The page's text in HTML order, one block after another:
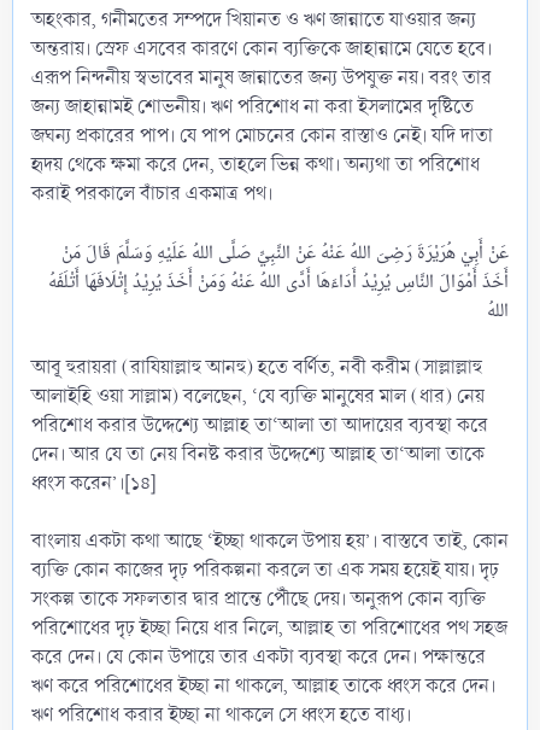
অহংকার, গনীমতের সম্পদে খিয়ানত ও ঋণ জান্নাতে যাওয়ার জন্য
অন্তরায়। স্রেফ এসবের কারণে কোন ব্যক্তিকে জাহান্নামে যেতে হবে।
এরূপ নিন্দনীয় স্বভাবের মানুষ জান্নাতের জন্য উপযুক্ত নয়। বরং তার
জন্য জাহান্নামই শোভনীয়। ঋণ পরিশোধ না করা ইসলামের দৃষ্টিতে
জঘন্য প্রকারের পাপ। যে পাপ মোচনের কোন রাস্তাও নেই। যদি দাতা
হৃদয় থেকে ক্ষমা করে দেন, তাহলে ভিন্ন কথা। অন্যথা তা পরিশোধ
করাই পরকালে বাঁচার একমাত্র পথ।
عَنْ أَبِيْ هُرَيْرَةَ رَضِىَ اللهُ عَنْهُ عَنْ النَّبِيِّ صَلَّى اللهُ عَلَيْهِ وَسَلَّمَ قَالَ مَنْ
أَخَذَ أَمْوَالَ النَّاسِ يُرِيْدُ أَدَاءَهَا أَدَّى اللهُ عَنْهُ وَمَنْ أَخَذَ يُرِيْدُ إِتْلَافَهَا أَتْلَفَهُ
আবূ হুরায়রা (রাযিয়াল্লাহু আনহু) হতে বর্ণিত, নবী করীম (সাল্লাল্লাহু
আলাইহি ওয়া সাল্লাম) বলেছেন, ‘যে ব্যক্তি মানুষের মাল (ধার) নেয়
পরিশোধ করার উদ্দেশ্যে আল্লাহ তা‘আলা তা আদায়ের ব্যবস্থা করে
দেন। আর যে তা নেয় বিনষ্ট করার উদ্দেশ্যে আল্লাহ তা‘আলা তাকে
ধ্বংস করেন’।[১৪]
বাংলায় একটা কথা আছে ‘ইচ্ছা থাকলে উপায় হয়’। বাস্তবে তাই, কোন
ব্যক্তি কোন কাজের দৃঢ় পরিকল্পনা করলে তা এক সময় হয়েই যায়। দৃঢ়
সংকল্প তাকে সফলতার দ্বার প্রান্তে পৌঁছে দেয়। অনুরূপ কোন ব্যক্তি
পরিশোধের দৃঢ় ইচ্ছা নিয়ে ধার নিলে, আল্লাহ তা পরিশোধের পথ সহজ
করে দেন। যে কোন উপায়ে তার একটা ব্যবস্থা করে দেন। পক্ষান্তরে
ঋণ করে পরিশোধের ইচ্ছা না থাকলে, আল্লাহ তাকে ধ্বংস করে দেন।
ঋণ পরিশোধ করার ইচ্ছা না থাকলে সে ধ্বংস হতে বাধ্য।